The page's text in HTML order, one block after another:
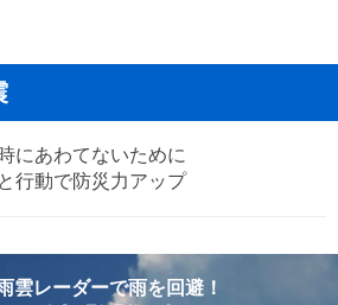
にあわてないために
行動で防災力アップ
雲レーダーで雨を回避！